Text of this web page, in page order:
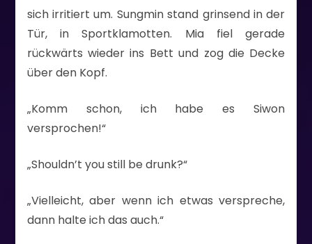
sich irritiert um. Sungmin stand grinsend in der
Tür, in Sportklamotten. Mia fiel gerade
rückwärts wieder ins Bett und zog die Decke
über den Kopf.
„Komm schon, ich habe es Siwon
versprochen!“
„Shouldn’t you still be drunk?“
„Vielleicht, aber wenn ich etwas verspreche,
dann halte ich das auch.“